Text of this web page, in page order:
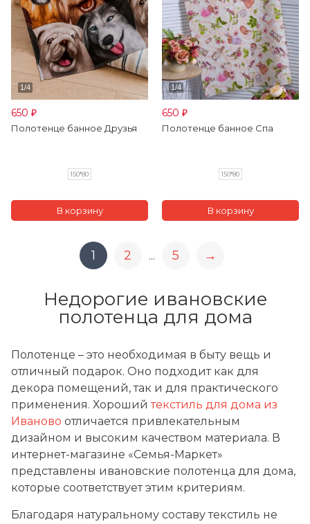
650 ₽
Полотенце банное Друзья
150*80
650 ₽
Полотенце банное Спа
150*80
1 2 ... 5 →
Недорогие ивановские
полотенца для дома
Полотенце – это необходимая в быту вещь и
отличный подарок. Оно подходит как для
декора помещений, так и для практического
применения. Хорошийтекстиль для дома из
Иваново отличается привлекательным
дизайном и высоким качеством материала. В
интернет-магазине «Семья-Маркет»
представлены ивановские полотенца для дома,
которые соответствует этим критериям.
Благодаря натуральному составу текстиль не